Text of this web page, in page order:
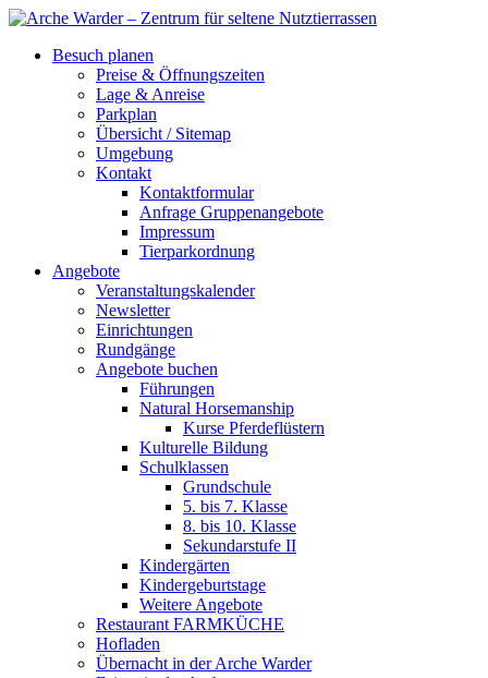
Besuch planen
Preise & Öffnungszeiten
Lage & Anreise
Parkplan
Übersicht / Sitemap
Umgebung
Kontakt
Kontaktformular
Anfrage Gruppenangebote
Impressum
Tierparkordnung
Angebote
Veranstaltungskalender
Newsletter
Einrichtungen
Rundgänge
Angebote buchen
Führungen
Natural Horsemanship
Kurse Pferdeflüstern
Kulturelle Bildung
Schulklassen
Grundschule
5. bis 7. Klasse
8. bis 10. Klasse
Sekundarstufe II
Kindergärten
Kindergeburtstage
Weitere Angebote
Restaurant FARMKÜCHE
Hofladen
Übernacht in der Arche Warder